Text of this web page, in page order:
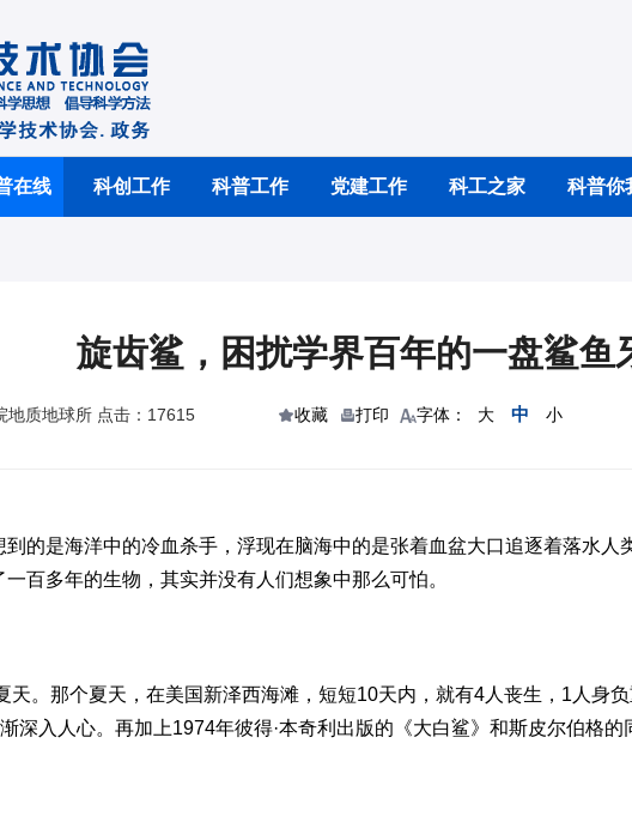
在线 科创工作 科普工作 党建工作 科工之家 科普你
旋齿鲨，困扰学界百年的一盘鲨鱼
地质地球所 点击：17615 收藏 打印 字体： 大 中 小
的是海洋中的冷血杀手，浮现在脑海中的是张着血盆大口追逐着落水人
百多年的生物，其实并没有人们想象中那么可怕。
天。那个夏天，在美国新泽西海滩，短短10天内，就有4人丧生，1人身
深入人心。再加上1974年彼得·本奇利出版的《大白鲨》和斯皮尔伯格的